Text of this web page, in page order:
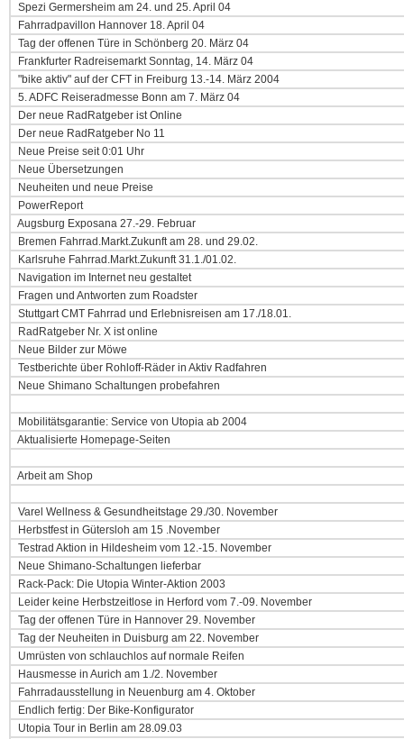
Spezi Germersheim am 24. und 25. April 04
Fahrradpavillon Hannover 18. April 04
Tag der offenen Türe in Schönberg 20. März 04
Frankfurter Radreisemarkt Sonntag, 14. März 04
"bike aktiv" auf der CFT in Freiburg 13.-14. März 2004
5. ADFC Reiseradmesse Bonn am 7. März 04
Der neue RadRatgeber ist Online
Der neue RadRatgeber No 11
Neue Preise seit 0:01 Uhr
Neue Übersetzungen
Neuheiten und neue Preise
PowerReport
Augsburg Exposana 27.-29. Februar
Bremen Fahrrad.Markt.Zukunft am 28. und 29.02.
Karlsruhe Fahrrad.Markt.Zukunft 31.1./01.02.
Navigation im Internet neu gestaltet
Fragen und Antworten zum Roadster
Stuttgart CMT Fahrrad und Erlebnisreisen am 17./18.01.
RadRatgeber Nr. X ist online
Neue Bilder zur Möwe
Testberichte über Rohloff-Räder in Aktiv Radfahren
Neue Shimano Schaltungen probefahren
Mobilitätsgarantie: Service von Utopia ab 2004
Aktualisierte Homepage-Seiten
Arbeit am Shop
Varel Wellness & Gesundheitstage 29./30. November
Herbstfest in Gütersloh am 15 .November
Testrad Aktion in Hildesheim vom 12.-15. November
Neue Shimano-Schaltungen lieferbar
Rack-Pack: Die Utopia Winter-Aktion 2003
Leider keine Herbstzeitlose in Herford vom 7.-09. November
Tag der offenen Türe in Hannover 29. November
Tag der Neuheiten in Duisburg am 22. November
Umrüsten von schlauchlos auf normale Reifen
Hausmesse in Aurich am 1./2. November
Fahrradausstellung in Neuenburg am 4. Oktober
Endlich fertig: Der Bike-Konfigurator
Utopia Tour in Berlin am 28.09.03